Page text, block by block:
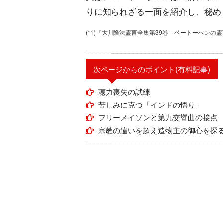
りに知られざる一面を紹介し、秘
(*1)『大川隆法霊言全集第39巻「ベートーべンの
次ページからのポイント(有料記事)
聴力喪失の試練
苦しみに克つ「インドの悟り」
フリーメイソンと第九交響曲の接点
宗教の違いを超え造物主の御心を探